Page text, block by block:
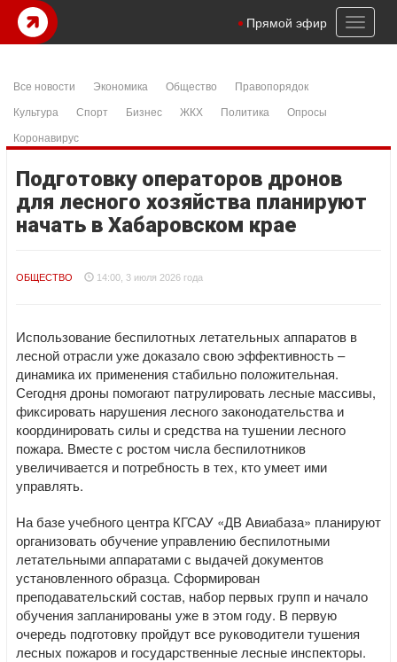
Toggle
Прямой эфир
Все новости Экономика Общество
Правопорядок
Культура
Спорт Бизнес ЖКХ Политика
Опросы
Коронавирус
Подготовку операторов дронов
для лесного хозяйства планируют
начать в Хабаровском крае
ОБЩЕСТВО 14:00, 3 июля 2026 года
Использование беспилотных летательных аппаратов в
лесной отрасли уже доказало свою эффективность –
динамика их применения стабильно положительная.
Сегодня дроны помогают патрулировать лесные массивы,
фиксировать нарушения лесного законодательства и
координировать силы и средства на тушении лесного
пожара. Вместе с ростом числа беспилотников
увеличивается и потребность в тех, кто умеет ими
управлять.
На базе учебного центра КГСАУ «ДВ Авиабаза» планируют
организовать обучение управлению беспилотными
летательными аппаратами с выдачей документов
установленного образца. Сформирован
преподавательский состав, набор первых групп и начало
обучения запланированы уже в этом году. В первую
очередь подготовку пройдут все руководители тушения
лесных пожаров и государственные лесные инспекторы.